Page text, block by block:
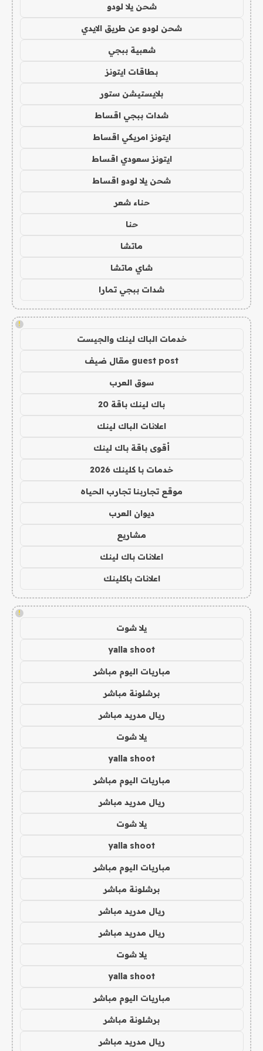
شحن يلا لودو
شحن لودو عن طريق الايدي
شعبية ببجي
بطاقات ايتونز
بلايستيشن ستور
شدات ببجي اقساط
ايتونز امريكي اقساط
ايتونز سعودي اقساط
شحن يلا لودو اقساط
حناء شعر
حنا
ماتشا
شاي ماتشا
شدات ببجي تمارا
!
خدمات الباك لينك والجيست
guest post مقال ضيف
سوق العرب
باك لينك باقة 20
اعلانات الباك لينك
أقوى باقة باك لينك
خدمات با كلينك 2026
موقع تجاربنا تجارب الحياه
ديوان العرب
مشاريع
اعلانات باك لينك
اعلانات باكلينك
!
يلا شوت
yalla shoot
مباريات اليوم مباشر
برشلونة مباشر
ريال مدريد مباشر
يلا شوت
yalla shoot
مباريات اليوم مباشر
ريال مدريد مباشر
يلا شوت
yalla shoot
مباريات اليوم مباشر
برشلونة مباشر
ريال مدريد مباشر
ريال مدريد مباشر
يلا شوت
yalla shoot
مباريات اليوم مباشر
برشلونة مباشر
ريال مدريد مباشر